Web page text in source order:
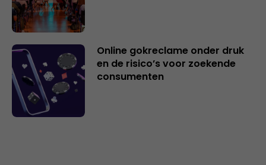
Online gokreclame onder druk
en de risico’s voor zoekende
consumenten